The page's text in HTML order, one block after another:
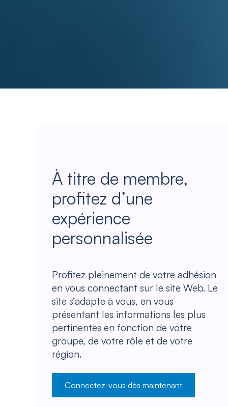
À titre de membre,
profitez d’une
expérience
personnalisée
Profitez pleinement de votre adhésion
en vous connectant sur le site Web. Le
site s’adapte à vous, en vous
présentant les informations les plus
pertinentes en fonction de votre
groupe, de votre rôle et de votre
région.
Connectez-vous dès maintenant